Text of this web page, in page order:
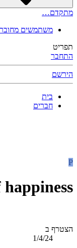
מתקדם…
משתמשים
תפריט
התחבר
הירשם
בית
חברים
P
הצטרף ב
1/4/24